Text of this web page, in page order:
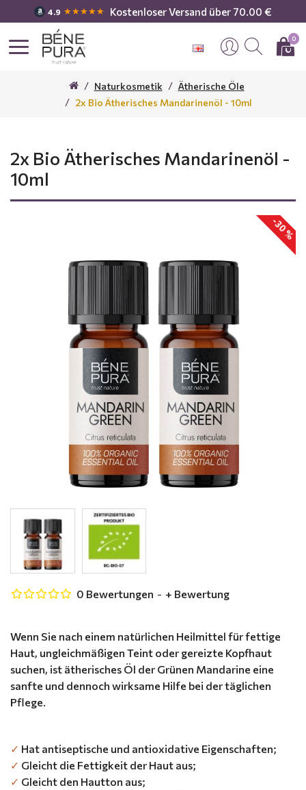
4.9 ★★★★★ Kostenloser Versand über 70.00 €
0
Naturkosmetik
Ätherische Öle
2x Bio Ätherisches Mandarinenöl - 10ml
2x Bio Ätherisches Mandarinenöl -
10ml
-30 %
Wenn Sie nach einem natürlichen Heilmittel für fettige
Haut, ungleichmäßigen Teint oder gereizte Kopfhaut
suchen, ist ätherisches Öl der Grünen Mandarine eine
sanfte und dennoch wirksame Hilfe bei der täglichen
Pflege.
✓ Hat antiseptische und antioxidative Eigenschaften;
✓ Gleicht die Fettigkeit der Haut aus;
✓ Gleicht den Hautton aus;
0 Bewertungen - + Bewertung